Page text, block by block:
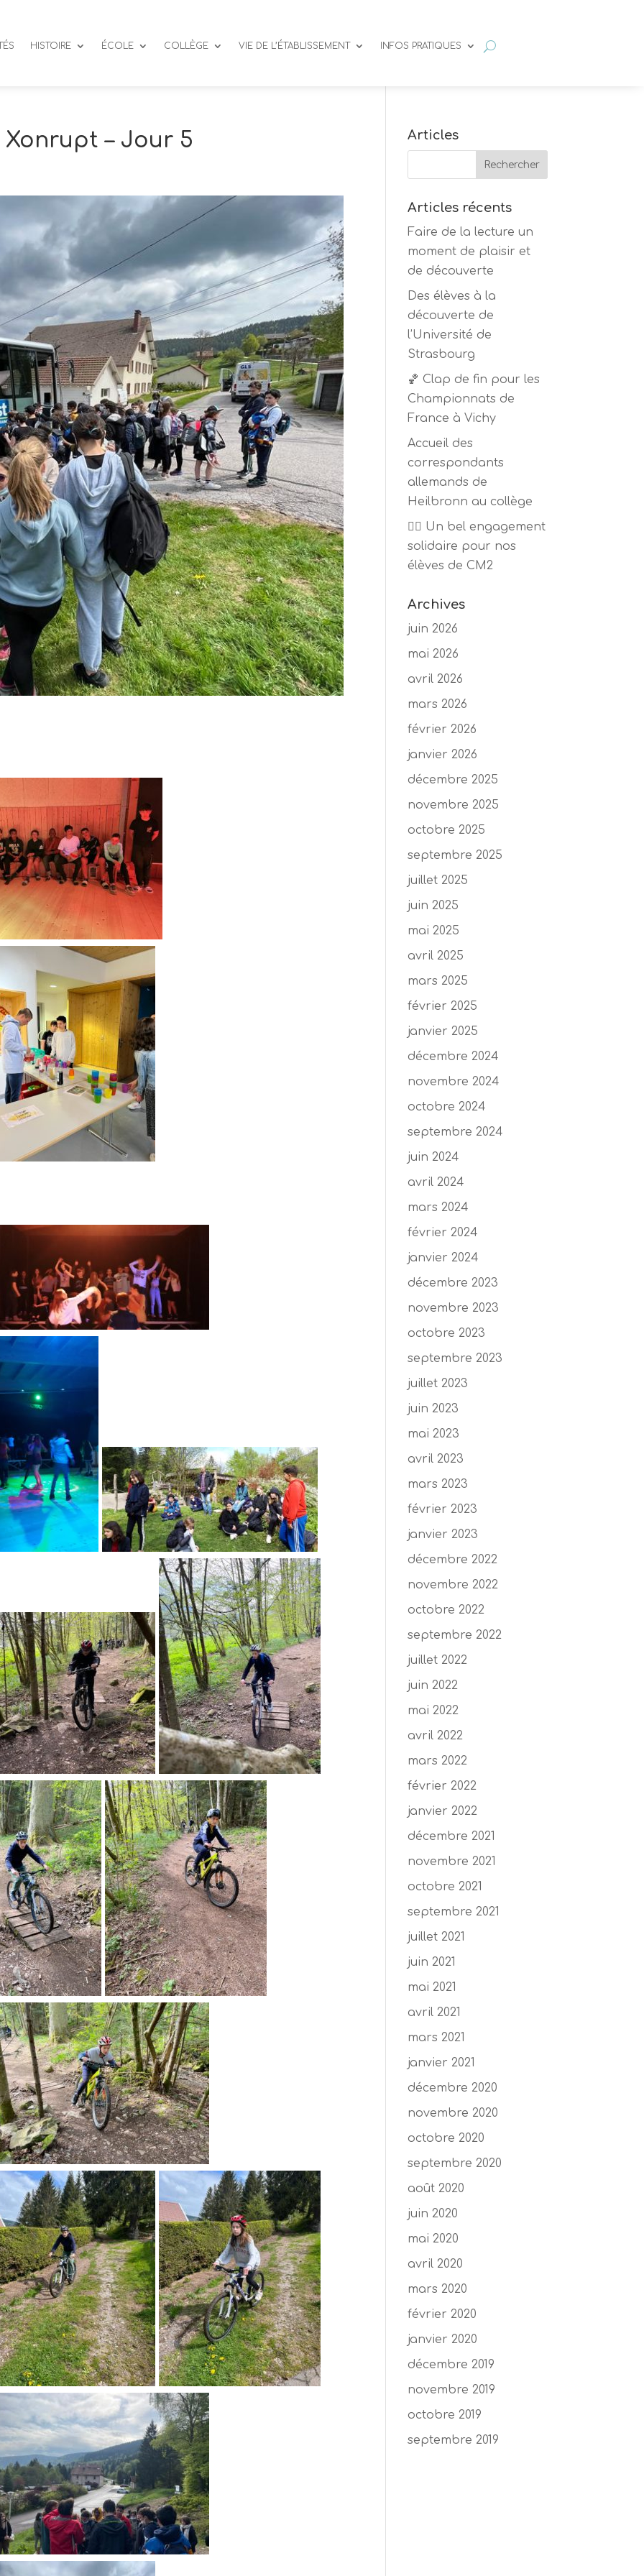
HISTOIRE ÉCOLE COLLÈGE VIE DE L’ÉTABLISSEMENT INFOS PRATIQUES
Xonrupt – Jour 5 Articles
Articles récents
Faire de la lecture un
moment de plaisir et
de découverte
Des élèves à la
découverte de
l’Université de
Strasbourg
🏀 Clap de fin pour les
Championnats de
France à Vichy
Accueil des
correspondants
allemands de
Heilbronn au collège
🏃‍♂️ Un bel engagement
solidaire pour nos
élèves de CM2
Archives
juin 2026
mai 2026
avril 2026
mars 2026
février 2026
janvier 2026
décembre 2025
novembre 2025
octobre 2025
septembre 2025
juillet 2025
juin 2025
mai 2025
avril 2025
mars 2025
février 2025
janvier 2025
décembre 2024
novembre 2024
octobre 2024
septembre 2024
juin 2024
avril 2024
mars 2024
février 2024
janvier 2024
décembre 2023
novembre 2023
octobre 2023
septembre 2023
juillet 2023
juin 2023
mai 2023
avril 2023
mars 2023
février 2023
janvier 2023
décembre 2022
novembre 2022
octobre 2022
septembre 2022
juillet 2022
juin 2022
mai 2022
avril 2022
mars 2022
février 2022
janvier 2022
décembre 2021
novembre 2021
octobre 2021
septembre 2021
juillet 2021
juin 2021
mai 2021
avril 2021
mars 2021
janvier 2021
décembre 2020
novembre 2020
octobre 2020
septembre 2020
août 2020
juin 2020
mai 2020
avril 2020
mars 2020
février 2020
janvier 2020
décembre 2019
novembre 2019
octobre 2019
septembre 2019